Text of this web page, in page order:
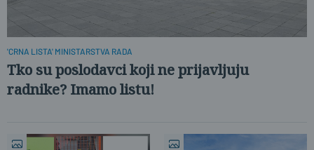
'CRNA LISTA' MINISTARSTVA RADA
Tko su poslodavci koji ne prijavljuju
radnike? Imamo listu!